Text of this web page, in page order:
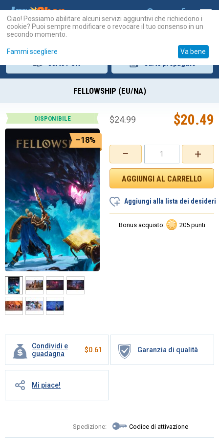
FELLOWSHIP (EU/NA)
DISPONIBILE
–18%
Condividi e
guadagna
$0.61 Garanzia di qualità
Mi piace!
Spedizione: Codice di attivazione
+
−
$20.49
$24.99
Aggiungi alla lista dei desideri
Bonus acquisto: 205 punti
Ciao! Possiamo abilitare alcuni servizi aggiuntivi che richiedono i
cookie? Puoi sempre modificare o revocare il tuo consenso in un
secondo momento.
Fammi scegliere Va bene